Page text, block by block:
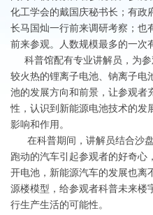
化工学会的戴国庆秘书长；有政
长马国灿一行前来调研考察；也
前来参观。人数规模最多的一次
科普馆配有专业讲解员，为参
较火热的锂离子电池、钠离子电
池的发展方向和前景，让参观者
性，认识到新能源电池技术的发
影响和作用。
在科普期间，讲解员结合沙盘
跑动的汽车引起参观者的好奇心
开电池，新能源汽车的发展也离
源楼模型，给参观者科普未来楼
行生产生活的可能性。